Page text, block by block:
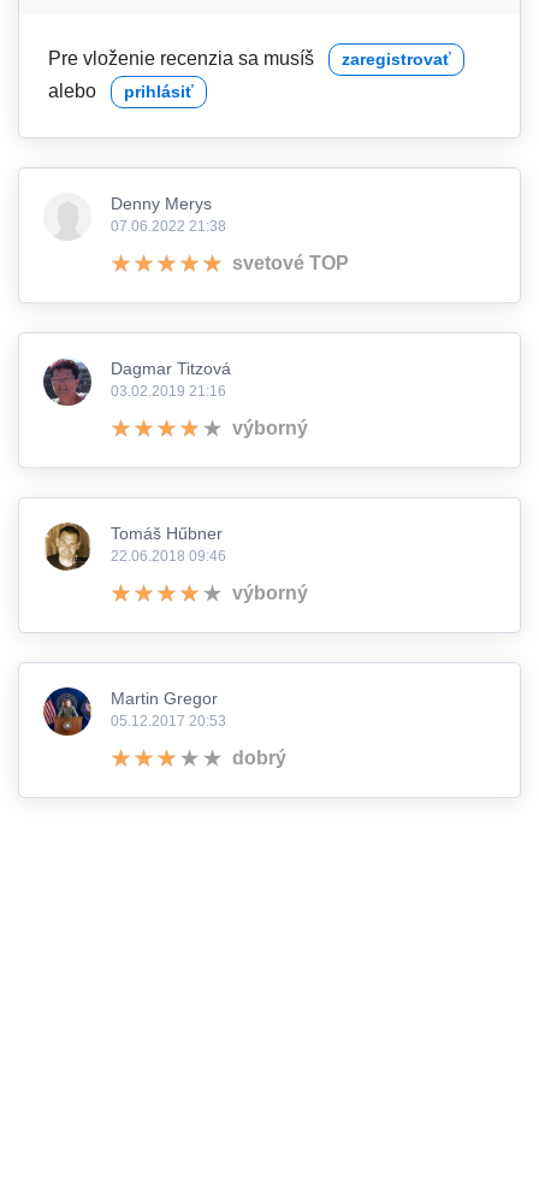
Pre vloženie recenzia sa musíš zaregistrovať
alebo prihlásiť
Denny Merys
07.06.2022 21:38
svetové TOP
Dagmar Titzová
03.02.2019 21:16
výborný
Tomáš Hűbner
22.06.2018 09:46
výborný
Martin Gregor
05.12.2017 20:53
dobrý